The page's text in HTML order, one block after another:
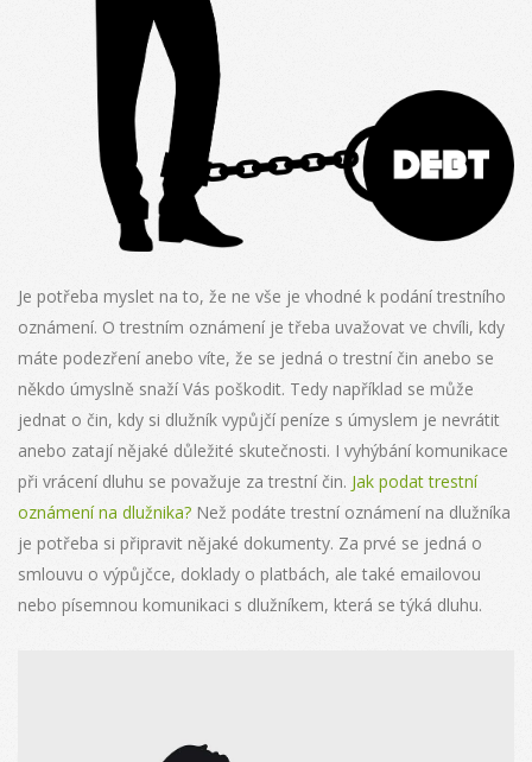
Je potřeba myslet na to, že ne vše je vhodné k podání trestního
oznámení. O trestním oznámení je třeba uvažovat ve chvíli, kdy
máte podezření anebo víte, že se jedná o trestní čin anebo se
někdo úmyslně snaží Vás poškodit. Tedy například se může
jednat o čin, kdy si dlužník vypůjčí peníze s úmyslem je nevrátit
anebo zatají nějaké důležité skutečnosti. I vyhýbání komunikace
při vrácení dluhu se považuje za trestní čin. Jak podat trestní
oznámení na dlužnika? Než podáte trestní oznámení na dlužníka
je potřeba si připravit nějaké dokumenty. Za prvé se jedná o
smlouvu o výpůjčce, doklady o platbách, ale také emailovou
nebo písemnou komunikaci s dlužníkem, která se týká dluhu.